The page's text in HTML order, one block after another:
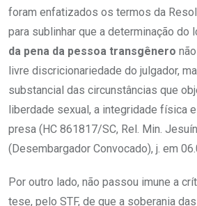
foram enfatizados os termos da
para sublinhar que a determinação do
da pena da pessoa transgênero
livre discricionariedade do julgador,
substancial das circunstâncias que
liberdade sexual, a integridade física
presa (HC 861817/SC, Rel. Min.
(Desembargador Convocado), j. em
Por outro lado, não passou imune a
tese, pelo STF, de que a soberania